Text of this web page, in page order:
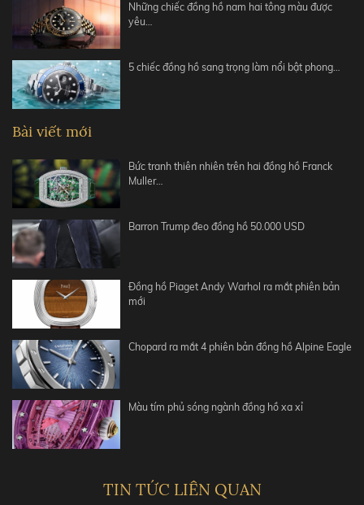
Những chiếc đồng hồ nam hai tông màu được
yêu…
5 chiếc đồng hồ sang trọng làm nổi bật phong…
Bài viết mới
Bức tranh thiên nhiên trên hai đồng hồ Franck
Muller…
Barron Trump đeo đồng hồ 50.000 USD
Đồng hồ Piaget Andy Warhol ra mắt phiên bản
mới
Chopard ra mắt 4 phiên bản đồng hồ Alpine Eagle
Màu tím phủ sóng ngành đồng hồ xa xỉ
TIN TỨC LIÊN QUAN